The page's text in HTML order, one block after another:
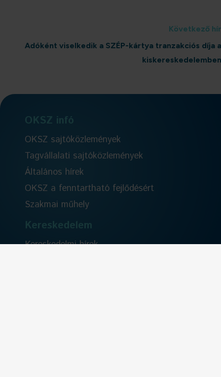
Következő hír
Adóként viselkedik a SZÉP-kártya tranzakciós díja a
kiskereskedelemben
OKSZ infó
OKSZ sajtóközlemények
Tagvállalati sajtóközlemények
Általános hírek
OKSZ a fenntartható fejlődésért
Szakmai műhely
Kereskedelem
Kereskedelmi hírek